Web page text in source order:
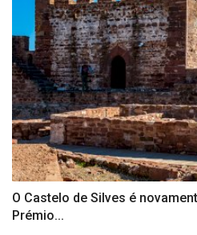
O Castelo de Silves é
Prémio...